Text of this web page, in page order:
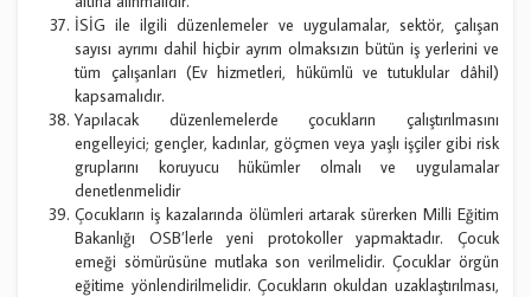
İSİG ile ilgili düzenlemeler ve uygulamalar, sektör, çalışan
sayısı ayrımı dahil hiçbir ayrım olmaksızın bütün iş yerlerini ve
tüm çalışanları (Ev hizmetleri, hükümlü ve tutuklular dâhil)
kapsamalıdır.
Yapılacak düzenlemelerde çocukların çalıştırılmasını
engelleyici; gençler, kadınlar, göçmen veya yaşlı işçiler gibi risk
gruplarını koruyucu hükümler olmalı ve uygulamalar
denetlenmelidir
Çocukların iş kazalarında ölümleri artarak sürerken Milli Eğitim
Bakanlığı OSB’lerle yeni protokoller yapmaktadır. Çocuk
emeği sömürüsüne mutlaka son verilmelidir. Çocuklar örgün
eğitime yönlendirilmelidir. Çocukların okuldan uzaklaştırılması,